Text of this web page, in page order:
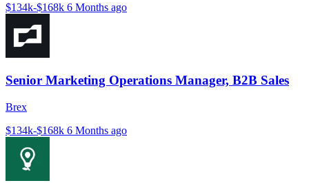
$134k-$168k 6 Months ago
Senior Marketing Operations Manager, B2B Sales
Brex
$134k-$168k 6 Months ago